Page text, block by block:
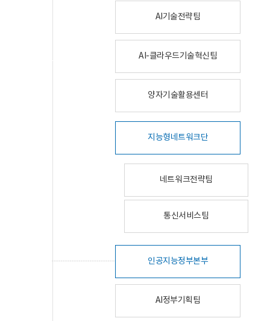
AI기술전략팀
AI-클라우드기술혁신팀
양자기술활용센터
지능형네트워크단
네트워크전략팀
통신서비스팀
인공지능정부본부
AI정부기획팀